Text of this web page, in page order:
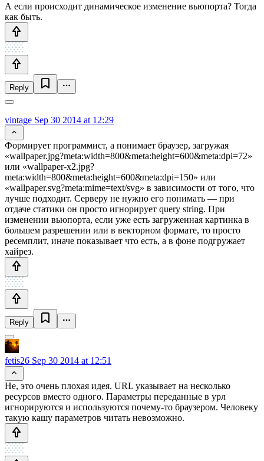
А если происходит динамическое изменение вьюпорта? Тогда
как быть.
Reply
vintage Sep 30 2014 at 12:29
Формирует программист, а понимает браузер, загружая
«wallpaper.jpg?meta:width=800&meta:height=600&meta:dpi=72»
или «wallpaper-x2.jpg?
meta:width=800&meta:height=600&meta:dpi=150» или
«wallpaper.svg?meta:mime=text/svg» в зависимости от того, что
лучше подходит. Серверу не нужно его понимать — при
отдаче статики он просто игнорирует query string. При
изменении вьюпорта, если уже есть загруженная картинка в
большем разрешении или в векторном формате, то просто
ресемплит, иначе показывает что есть, а в фоне подгружает
хайрез.
Reply
fetis26 Sep 30 2014 at 12:51
Не, это очень плохая идея. URL указывает на несколько
ресурсов вместо одного. Параметры переданные в урл
игнорируются и используются почему-то браузером. Человеку
такую кашу параметров читать невозможно.